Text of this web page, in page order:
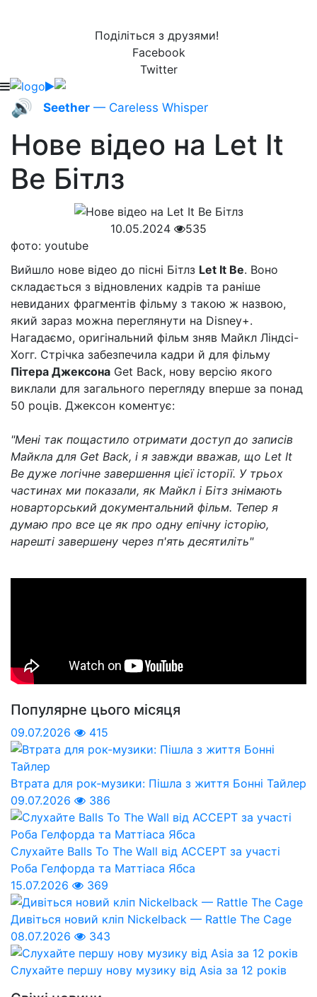
Поділіться з друзями!
Facebook
Twitter
🔊 Seether — Careless Whisper
Нове відео на Let It
Be Бітлз
10.05.2024
535
фото: youtube
Вийшло нове відео до пісні Бітлз Let It Be. Воно
складається з відновлених кадрів та раніше
невиданих фрагментів фільму з такою ж назвою,
який зараз можна переглянути на Disney+.
Нагадаємо, оригінальний фільм зняв Майкл Ліндсі-
Хогг. Стрічка забезпечила кадри й для фільму
Пітера Джексона Get Back, нову версію якого
виклали для загального перегляду вперше за понад
50 роців. Джексон коментує:
"Мені так пощастило отримати доступ до записів
Майкла для Get Back, і я завжди вважав, що Let It
Be дуже логічне завершення цієї історії. У трьох
частинах ми показали, як Майкл і Бітз знімають
новарторський документальний фільм. Тепер я
думаю про все це як про одну епічну історію,
нарешті завершену через п'ять десятиліть"
Популярне цього місяця
09.07.2026 415
Втрата для рок-музики: Пішла з життя Бонні Тайлер
09.07.2026
386
Слухайте Balls To The Wall від ACCEPT за участі
Роба Гелфорда та Маттіаса Ябса
15.07.2026
369
Дивіться новий кліп Nickelback — Rattle The Cage
08.07.2026
343
Слухайте першу нову музику від Asia за 12 років